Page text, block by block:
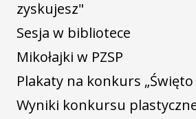
zyskujesz"
Sesja w bibliotece
Mikołajki w PZSP
Plakaty na konkurs „Święto
Wyniki konkursu